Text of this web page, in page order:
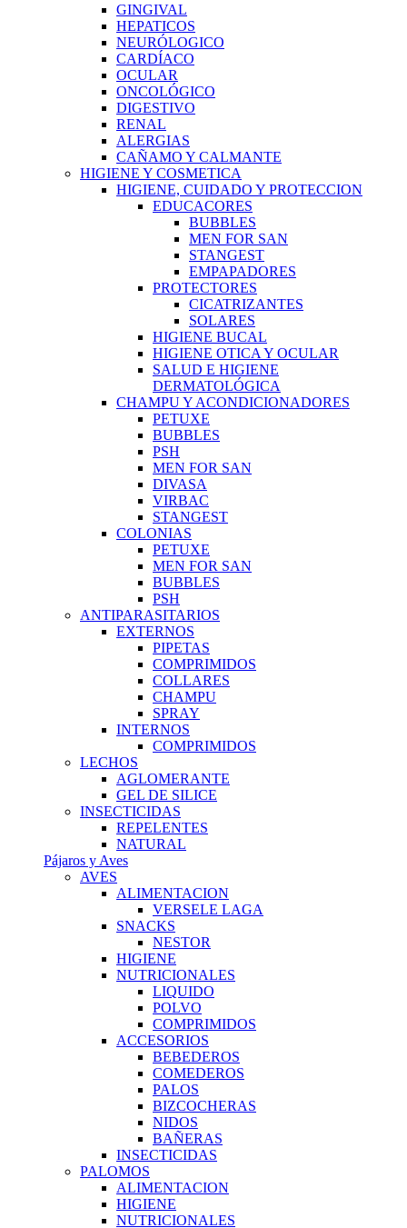
GINGIVAL
HEPATICOS
NEURÓLOGICO
CARDÍACO
OCULAR
ONCOLÓGICO
DIGESTIVO
RENAL
ALERGIAS
CAÑAMO Y CALMANTE
HIGIENE Y COSMETICA
HIGIENE, CUIDADO Y PROTECCION
EDUCACORES
BUBBLES
MEN FOR SAN
STANGEST
EMPAPADORES
PROTECTORES
CICATRIZANTES
SOLARES
HIGIENE BUCAL
HIGIENE OTICA Y OCULAR
SALUD E HIGIENE
DERMATOLÓGICA
CHAMPU Y ACONDICIONADORES
PETUXE
BUBBLES
PSH
MEN FOR SAN
DIVASA
VIRBAC
STANGEST
COLONIAS
PETUXE
MEN FOR SAN
BUBBLES
PSH
ANTIPARASITARIOS
EXTERNOS
PIPETAS
COMPRIMIDOS
COLLARES
CHAMPU
SPRAY
INTERNOS
COMPRIMIDOS
LECHOS
AGLOMERANTE
GEL DE SILICE
INSECTICIDAS
REPELENTES
NATURAL
Pájaros y Aves
AVES
ALIMENTACION
VERSELE LAGA
SNACKS
NESTOR
HIGIENE
NUTRICIONALES
LIQUIDO
POLVO
COMPRIMIDOS
ACCESORIOS
BEBEDEROS
COMEDEROS
PALOS
BIZCOCHERAS
NIDOS
BAÑERAS
INSECTICIDAS
PALOMOS
ALIMENTACION
HIGIENE
NUTRICIONALES